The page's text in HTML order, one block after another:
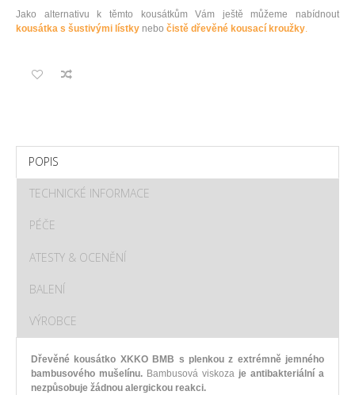
Jako alternativu k těmto kousátkům Vám ještě můžeme nabídnout
kousátka s šustivými lístky nebo čistě dřevěné kousací kroužky.
POPIS
TECHNICKÉ INFORMACE
PÉČE
ATESTY & OCENĚNÍ
BALENÍ
VÝROBCE
Dřevěné kousátko XKKO BMB s plenkou z extrémně jemného
bambusového mušelínu. Bambusová viskoza je antibakteriální a
nezpůsobuje žádnou alergickou reakci.